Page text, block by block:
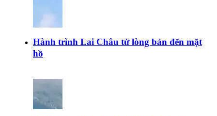
Hành trình Lai Châu từ lòng bản đến mặt
hồ